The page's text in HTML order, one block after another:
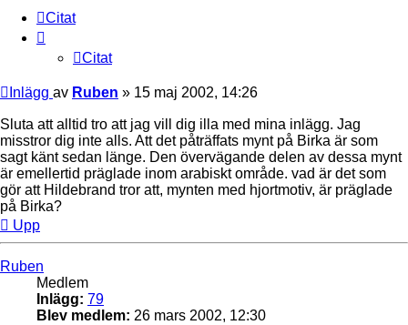
Citat
Citat
Inlägg av Ruben » 15 maj 2002, 14:26
Sluta att alltid tro att jag vill dig illa med mina inlägg. Jag
misstror dig inte alls. Att det påträffats mynt på Birka är som
sagt känt sedan länge. Den övervägande delen av dessa mynt
är emellertid präglade inom arabiskt område. vad är det som
gör att Hildebrand tror att, mynten med hjortmotiv, är präglade
på Birka?
Upp
Ruben
Medlem
Inlägg: 79
Blev medlem: 26 mars 2002, 12:30